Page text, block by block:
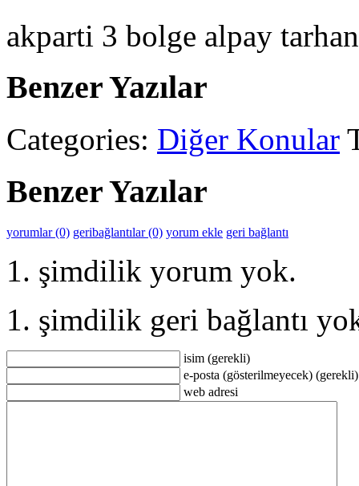
akparti 3 bolge alpay
Benzer Yazılar
Categories: Diğer Konular
Benzer Yazılar
yorumlar (0) geribağlantılar (0) yorum ekle geri bağlantı
şimdilik yorum yok.
şimdilik geri bağlantı
isim (gerekli)
e-posta (gösterilmeyecek) (gerekli)
web adresi